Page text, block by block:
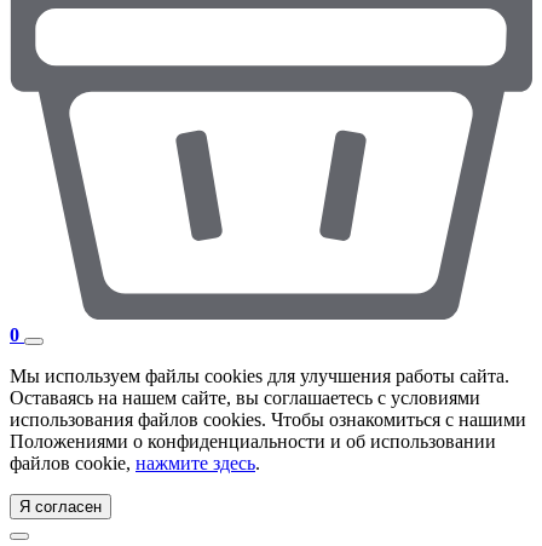
0
Мы используем файлы cookies для улучшения работы сайта.
Оставаясь на нашем сайте, вы соглашаетесь с условиями
использования файлов cookies. Чтобы ознакомиться с нашими
Положениями о конфиденциальности и об использовании
файлов cookie, нажмите здесь.
Я согласен